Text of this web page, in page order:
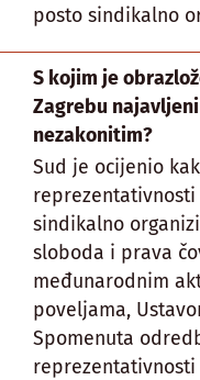
posto sindikalno
S kojim je
Zagrebu
nezakonitim?
Sud je ocijenio
sindikalno
sloboda i prava
međunarodnim
poveljama,
Spomenuta